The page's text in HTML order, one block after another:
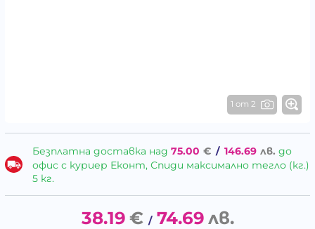
1 от 2
Безплатна доставка над 75.00 € / 146.69 лв. до
офис с куриер Еконт, Спиди максимално тегло (кг.)
5 кг.
38.19 € / 74.69 лв.